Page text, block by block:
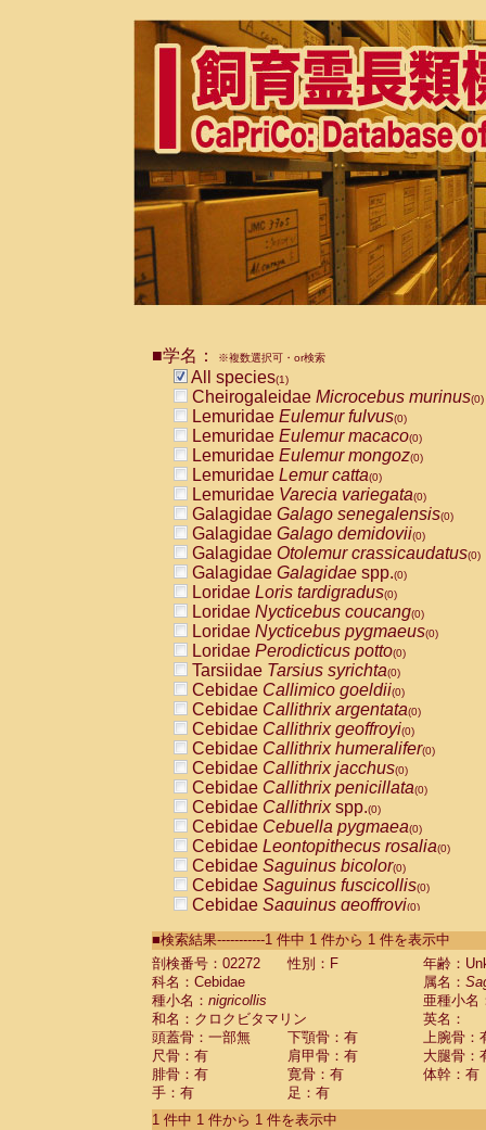
■学名： ※複数選択可・or検索
All species(1)
Cheirogaleidae Microcebus murinus(0)
Lemuridae Eulemur fulvus(0)
Lemuridae Eulemur macaco(0)
Lemuridae Eulemur mongoz(0)
Lemuridae Lemur catta(0)
Lemuridae Varecia variegata(0)
Galagidae Galago senegalensis(0)
Galagidae Galago demidovii(0)
Galagidae Otolemur crassicaudatus(0)
Galagidae Galagidae spp.(0)
Loridae Loris tardigradus(0)
Loridae Nycticebus coucang(0)
Loridae Nycticebus pygmaeus(0)
Loridae Perodicticus potto(0)
Tarsiidae Tarsius syrichta(0)
Cebidae Callimico goeldii(0)
Cebidae Callithrix argentata(0)
Cebidae Callithrix geoffroyi(0)
Cebidae Callithrix humeralifer(0)
Cebidae Callithrix jacchus(0)
Cebidae Callithrix penicillata(0)
Cebidae Callithrixspp.(0)
Cebidae Cebuella pygmaea(0)
Cebidae Leontopithecus rosalia(0)
Cebidae Saguinus bicolor(0)
Cebidae Saguinus fuscicollis(0)
Cebidae Saguinus geoffroyi(0)
CebidaeSaguinus labiatus(0)
Cebidae Saguinus leucopus (0)
Cebidae
CebidaeSaguinus mystax
CebidaeSaguinus nigricollis (1)
Cebidae Saguinus oedipus
Cebidae Saguinus weddelli
Cebidae Saguinusspp.
Cebidae Aotus trivirgatus
Cebidae Cebus albifrons
■検索結果-----------1 件中 1 件から 1 件を表示中
剖検番号：02272
性別：F
年齢：
科名：Cebidae
属名：
種小名： nigricollis
亜種小名
和名：クロクビタマリン
英名：
頭蓋骨：一部無
下顎骨：有
上腕骨：
尺骨：有
肩甲骨：有
大腿骨：
腓骨：有
寛骨：有
体幹：有
手：有
足：有
1 件中 1 件から 1 件を表示中